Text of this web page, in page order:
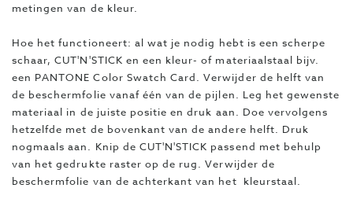
metingen van de kleur.
Hoe het functioneert: al wat je nodig hebt is een scherpe
schaar, CUT'N'STICK en een kleur- of materiaalstaal bijv.
een PANTONE Color Swatch Card. Verwijder de helft van
de beschermfolie vanaf één van de pijlen. Leg het gewenste
materiaal in de juiste positie en druk aan. Doe vervolgens
hetzelfde met de bovenkant van de andere helft. Druk
nogmaals aan. Knip de CUT'N'STICK passend met behulp
van het gedrukte raster op de rug. Verwijder de
beschermfolie van de achterkant van het kleurstaal.